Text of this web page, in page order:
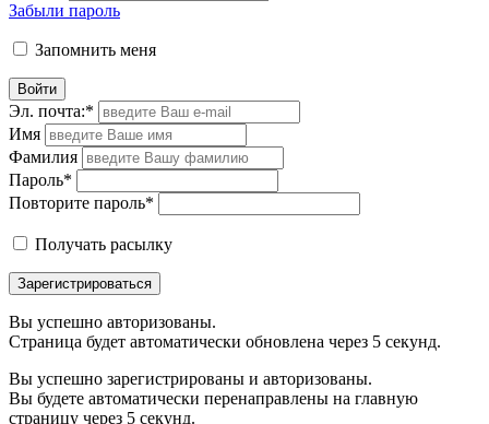
Забыли пароль
Запомнить меня
Войти
Эл. почта:*
Имя
Фамилия
Пароль*
Повторите пароль*
Получать расылку
Зарегистрироваться
Вы успешно авторизованы.
Страница будет автоматически обновлена через 5 секунд.
Вы успешно зарегистрированы и авторизованы.
Вы будете автоматически перенаправлены на главную
страницу через 5 секунд.